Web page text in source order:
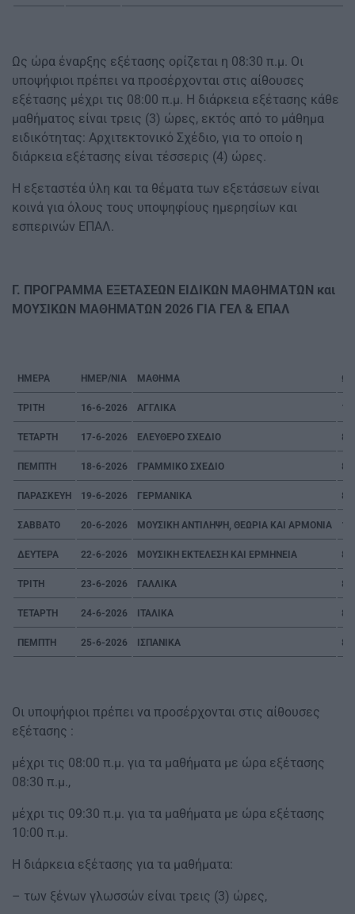
Ως ώρα έναρξης εξέτασης ορίζεται η 08:30 π.μ. Οι
υποψήφιοι πρέπει να προσέρχονται στις αίθουσες
εξέτασης μέχρι τις 08:00 π.μ. Η διάρκεια εξέτασης κάθε
μαθήματος είναι τρεις (3) ώρες, εκτός από το μάθημα
ειδικότητας: Αρχιτεκτονικό Σχέδιο, για το οποίο η
διάρκεια εξέτασης είναι τέσσερις (4) ώρες.
Η εξεταστέα ύλη και τα θέματα των εξετάσεων είναι
κοινά για όλους τους υποψηφίους ημερησίων και
εσπερινών ΕΠΑΛ.
Γ. ΠΡΟΓΡΑΜΜΑ ΕΞΕΤΑΣΕΩΝ ΕΙΔΙΚΩΝ ΜΑΘΗΜΑΤΩΝ και
ΜΟΥΣΙΚΩΝ ΜΑΘΗΜΑΤΩΝ 2026 ΓΙΑ ΓΕΛ & ΕΠΑΛ
ΗΜΕΡΑ ΗΜΕΡ/ΝΙΑ ΜΑΘΗΜΑ
ΤΡΙΤΗ 16-6-2026 ΑΓΓΛΙΚΑ
ΤΕΤΑΡΤΗ 17-6-2026 ΕΛΕΥΘΕΡΟ ΣΧΕΔΙΟ
ΠΕΜΠΤΗ 18-6-2026 ΓΡΑΜΜΙΚΟ ΣΧΕΔΙΟ
ΠΑΡΑΣΚΕΥΗ 19-6-2026 ΓΕΡΜΑΝΙΚΑ
ΣΑΒΒΑΤΟ 20-6-2026 ΜΟΥΣΙΚΗ ΑΝΤΙΛΗΨΗ, ΘΕΩΡΙΑ ΚΑΙ ΑΡΜΟΝΙΑ
ΔΕΥΤΕΡΑ 22-6-2026 ΜΟΥΣΙΚΗ ΕΚΤΕΛΕΣΗ ΚΑΙ ΕΡΜΗΝΕΙΑ
ΤΡΙΤΗ 23-6-2026 ΓΑΛΛΙΚΑ
ΤΕΤΑΡΤΗ 24-6-2026 ΙΤΑΛΙΚΑ
ΠΕΜΠΤΗ 25-6-2026 ΙΣΠΑΝΙΚΑ
Οι υποψήφιοι πρέπει να προσέρχονται στις αίθουσες
εξέτασης :
μέχρι τις 08:00 π.μ. για τα μαθήματα με ώρα εξέτασης
08:30 π.μ.,
μέχρι τις 09:30 π.μ. για τα μαθήματα με ώρα εξέτασης
10:00 π.μ.
Η διάρκεια εξέτασης για τα μαθήματα:
– των ξένων γλωσσών είναι τρεις (3) ώρες,